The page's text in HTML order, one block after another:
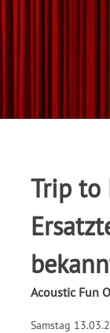
Trip to
Acoustic Fun
Samstag